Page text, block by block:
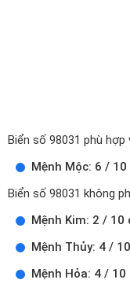
Biển số 98031 phù hợp
Mệnh Mộc: 6 /
Biển số 98031 không
Mệnh Kim: 2 / 10
Mệnh Thủy: 4 /
Mệnh Hỏa: 4 / 10